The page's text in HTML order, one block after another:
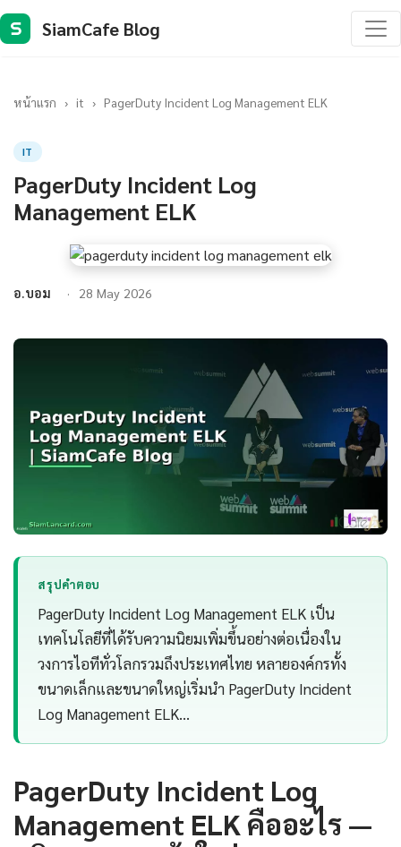
S SiamCafe Blog
หน้าแรก › it › PagerDuty Incident Log Management ELK
IT
PagerDuty Incident Log
Management ELK
อ.บอม 28 May 2026
สรุปคำตอบ
PagerDuty Incident Log Management ELK เป็น
เทคโนโลยีที่ได้รับความนิยมเพิ่มขึ้นอย่างต่อเนื่องใน
วงการไอทีทั่วโลกรวมถึงประเทศไทย หลายองค์กรทั้ง
ขนาดเล็กและขนาดใหญ่เริ่มนำ PagerDuty Incident
Log Management ELK…
PagerDuty Incident Log
Management ELK คืออะไร —